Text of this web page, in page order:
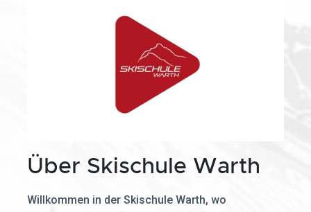
Über Skischule Warth
Willkommen in der Skischule Warth, wo